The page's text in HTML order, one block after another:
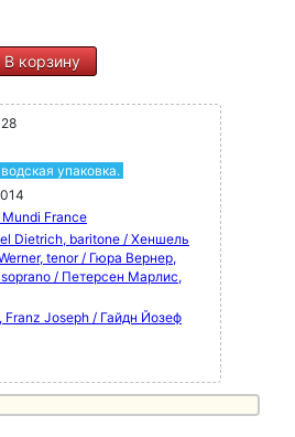
В корзину
упаковка.
France
Dietrich, baritone / Хеншель
tenor / Гюра Вернер,
/ Петерсен Марлис,
Franz Joseph / Гайдн Йозеф